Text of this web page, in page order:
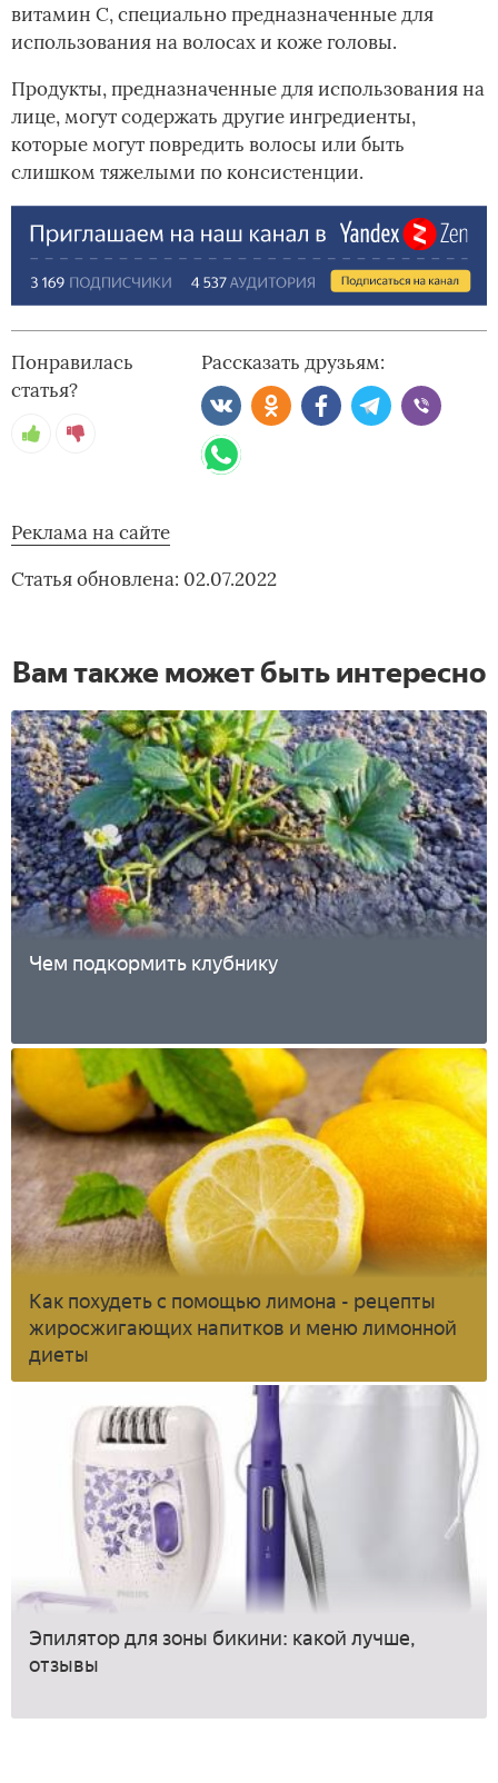
витамин С, специально предназначенные для
использования на волосах и коже головы.
Продукты, предназначенные для использования на
лице, могут содержать другие ингредиенты,
которые могут повредить волосы или быть
слишком тяжелыми по консистенции.
Понравилась
статья?
Рассказать друзьям:
Реклама на сайте
Статья обновлена: 02.07.2022
Вам также может быть интересно
Чем подкормить клубнику
Как похудеть с помощью лимона - рецепты
жиросжигающих напитков и меню лимонной
диеты
Эпилятор для зоны бикини: какой лучше,
отзывы